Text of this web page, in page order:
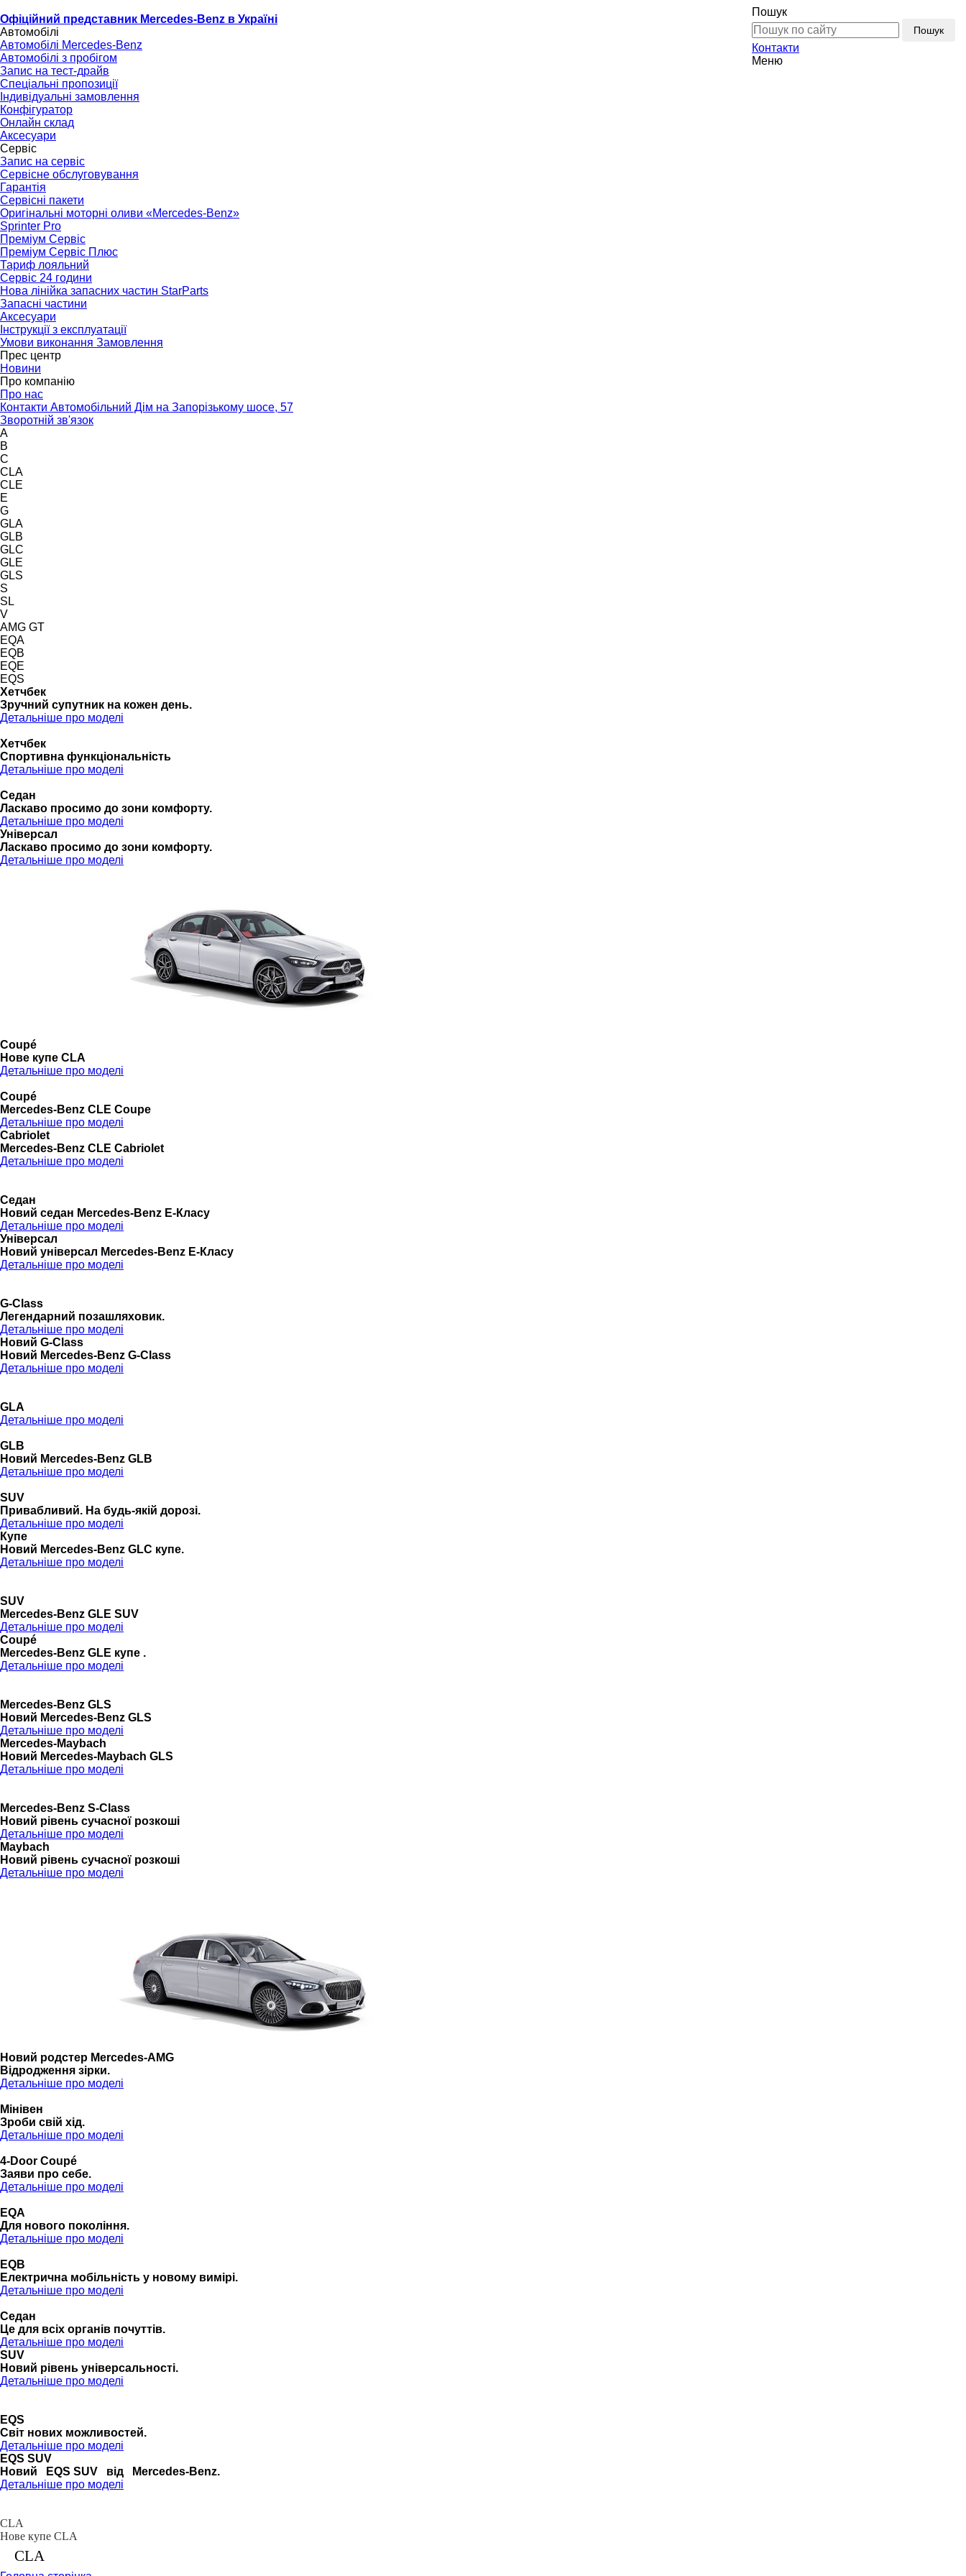
Офіційний представник Mercedes-Benz в Україні
Пошук
Пошук
Контакти
Меню
Автомобілі
Автомобілі Mercedes-Benz
Автомобілі з пробігом
Запис на тест-драйв
Спеціальні пропозиції
Індивідуальні замовлення
Конфігуратор
Онлайн склад
Аксесуари
Сервіс
Запис на сервіс
Сервісне обслуговування
Гарантія
Сервісні пакети
Оригінальні моторні оливи «Mercedes-Benz»
Sprinter Pro
Преміум Сервіс
Преміум Сервіс Плюс
Тариф лояльний
Сервіс 24 години
Нова лінійка запасних частин StarParts
Запасні частини
Аксесуари
Інструкції з експлуатації
Умови виконання Замовлення
Прес центр
Новини
Про компанію
Про нас
Контакти Автомобільний Дім на Запорізькому шосе, 57
Зворотній зв'язок
A
B
C
CLA
CLE
E
G
GLA
GLB
GLC
GLE
GLS
S
SL
V
AMG GT
EQA
EQB
EQE
EQS
Хетчбек
Зручний супутник на кожен день.
Детальніше про моделі
Хетчбек
Спортивна функціональність
Детальніше про моделі
Седан
Ласкаво просимо до зони комфорту.
Детальніше про моделі
Універсал
Ласкаво просимо до зони комфорту.
Детальніше про моделі
Coupé
Нове купе CLA
Детальніше про моделі
Coupé
Mercedes-Benz CLE Coupe
Детальніше про моделі
Cabriolet
Mercedes-Benz CLE Cabriolet
Детальніше про моделі
Седан
Новий седан Mercedes-Benz Е-Класу
Детальніше про моделі
Універсал
Новий універсал Mercedes-Benz E-Класу
Детальніше про моделі
G-Class
Легендарний позашляховик.
Детальніше про моделі
Новий G-Class
Новий Mercedes-Benz G-Class
Детальніше про моделі
GLA
Детальніше про моделі
GLB
Новий Mercedes-Benz GLB
Детальніше про моделі
SUV
Привабливий. На будь-якій дорозі.
Детальніше про моделі
Купе
Новий Mercedes-Benz GLС купе.
Детальніше про моделі
SUV
Mercedes-Benz GLE SUV
Детальніше про моделі
Coupé
Mercedes-Benz GLE купе .
Детальніше про моделі
Mercedes-Benz GLS
Новий Mercedes-Benz GLS
Детальніше про моделі
Mercedes-Maybach
Новий Mercedes-Maybach GLS
Детальніше про моделі
Mercedes-Benz S-Class
Новий рівень сучасної розкоші
Детальніше про моделі
Maybach
Новий рівень сучасної розкоші
Детальніше про моделі
Новий родстер Mercedes-AMG
Відродження зірки.
Детальніше про моделі
Мінівен
Зроби свій хід.
Детальніше про моделі
4-Door Coupé
Заяви про себе.
Детальніше про моделі
EQA
Для нового покоління.
Детальніше про моделі
EQB
Електрична мобільність у новому вимірі.
Детальніше про моделі
Седан
Це для всіх органів почуттів.
Детальніше про моделі
SUV
Новий рівень універсальності.
Детальніше про моделі
EQS
Cвіт нових можливостей.
Детальніше про моделі
EQS SUV
Новий EQS SUV від Mercedes-Benz.
Детальніше про моделі
CLA
Нове купе CLA
CLA